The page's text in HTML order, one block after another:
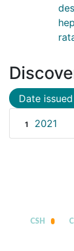
Date issued
1 2021
CSH